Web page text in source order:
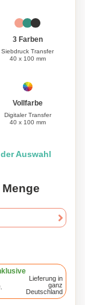
3 Farben
Siebdruck Transfer
40 x 100 mm
Vollfarbe
Digitaler Transfer
40 x 100 mm
Auswahl
Lieferung in
ganz
Deutschland